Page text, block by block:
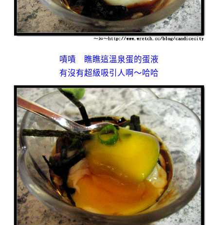
嘖嘖 瞧瞧這溫泉蛋的蛋液
有沒有超級吸引人啊～哈哈